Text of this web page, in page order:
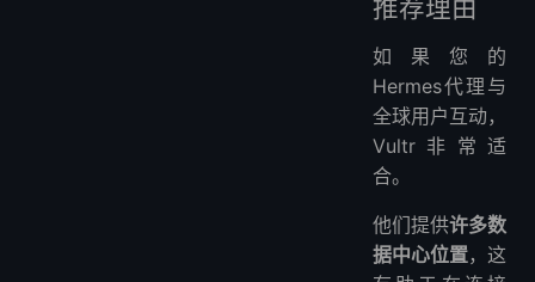
推荐理由
如果您的
Hermes代理与
全球用户互动，
Vultr非常适
合。
他们提供许多数
据中心位置，这